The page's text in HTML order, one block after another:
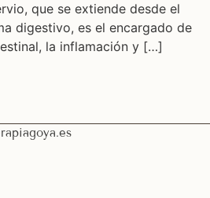
que se extiende desde el
digestivo, es el encargado de
la inflamación y […]